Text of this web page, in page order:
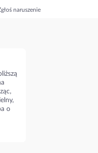
naruszenie
o